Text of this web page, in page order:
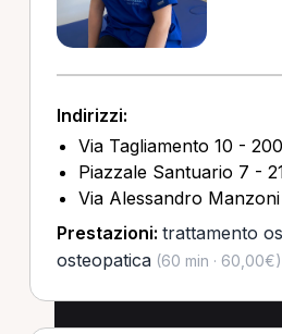
Indirizzi:
Via Tagliamento 10 -
Piazzale Santuario 7 -
Via Alessandro
Prestazioni: trattamento
osteopatica(60 min · 60,00€)